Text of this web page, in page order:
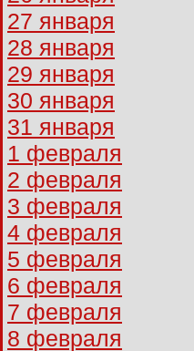
27 января
28 января
29 января
30 января
31 января
1 февраля
2 февраля
3 февраля
4 февраля
5 февраля
6 февраля
7 февраля
8 февраля